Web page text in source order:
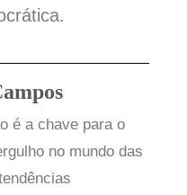
é a chave para o
no mundo das